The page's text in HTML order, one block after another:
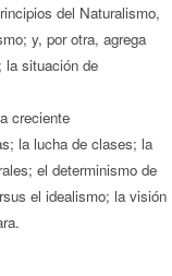
del Naturalismo,
y, por otra, agrega
la situación de
creciente
la lucha de clases; la
el determinismo de
el idealismo; la visión